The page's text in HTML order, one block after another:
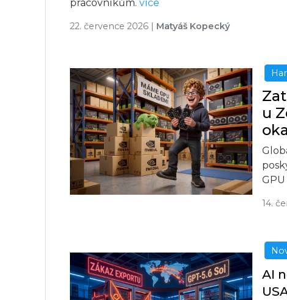
pracovníkům. více
22. července 2026 | Matyáš Kopecký
u
14.
AI